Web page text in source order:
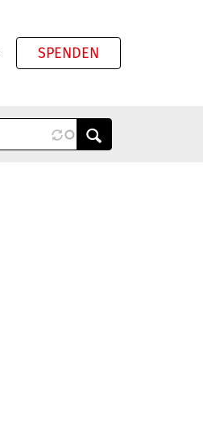
SPENDEN